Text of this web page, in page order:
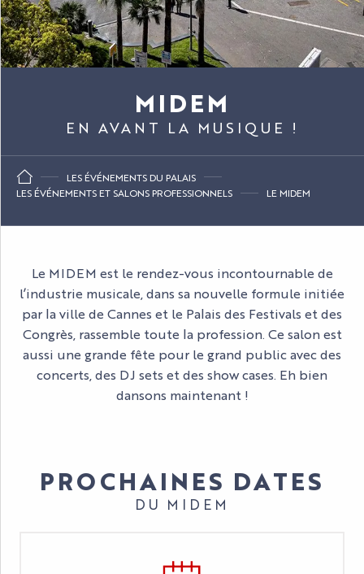
MIDEM
EN AVANT LA MUSIQUE !
LES ÉVÉNEMENTS DU PALAIS
LES ÉVÉNEMENTS ET SALONS PROFESSIONNELS
LE MIDEM
Le MIDEM est le rendez-vous incontournable de
l’industrie musicale, dans sa nouvelle formule initiée
par la ville de Cannes et le Palais des Festivals et des
Congrès, rassemble toute la profession. Ce salon est
aussi une grande fête pour le grand public avec des
concerts, des DJ sets et des show cases. Eh bien
dansons maintenant !
PROCHAINES DATES
DU MIDEM